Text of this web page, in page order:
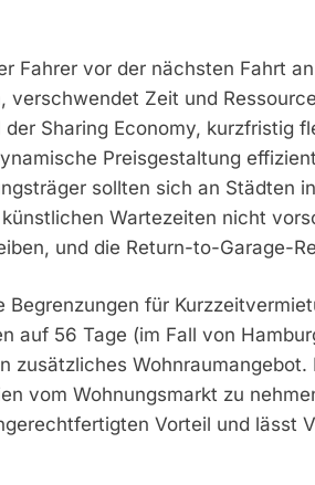
Fahrer vor der nächsten Fahrt
verschwendet Zeit und
Sharing Economy, kurzfristig
Preisgestaltung
sollten sich an Städten
Wartezeiten nicht
und die Return-to-Garage-
für
auf 56 Tage (im Fall von
zusätzliches
vom Wohnungsmarkt zu
Vorteil und lässt